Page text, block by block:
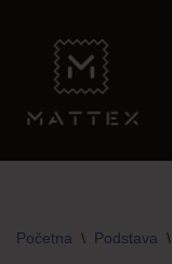
content
Početna \ Podstava \